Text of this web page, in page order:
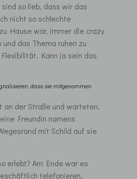
so lieb, dass wir das
nicht so schlechte
Hause war, immer die crazy
das Thema ruhen zu
Kann ja sein das
dass sie mitgenommen
an der Straße und warteten.
Freundin namens
mit Schild auf sie
erlebt? Am Ende war es
telefonieren,